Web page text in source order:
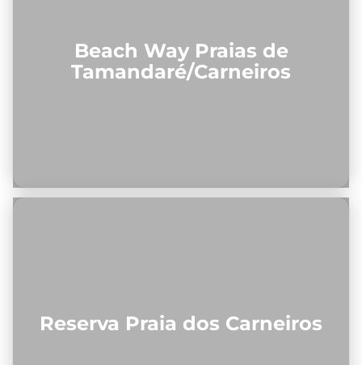
Beach Way Praias de
Tamandaré/Carneiros
Reserva Praia dos Carneiros